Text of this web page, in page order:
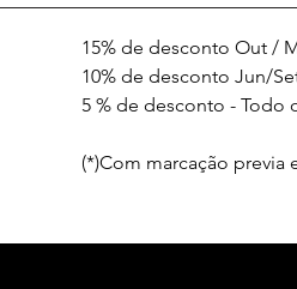
15% de desconto Out /
10% de desconto Jun/
5 % de desconto - Todo
(*)Com marcação